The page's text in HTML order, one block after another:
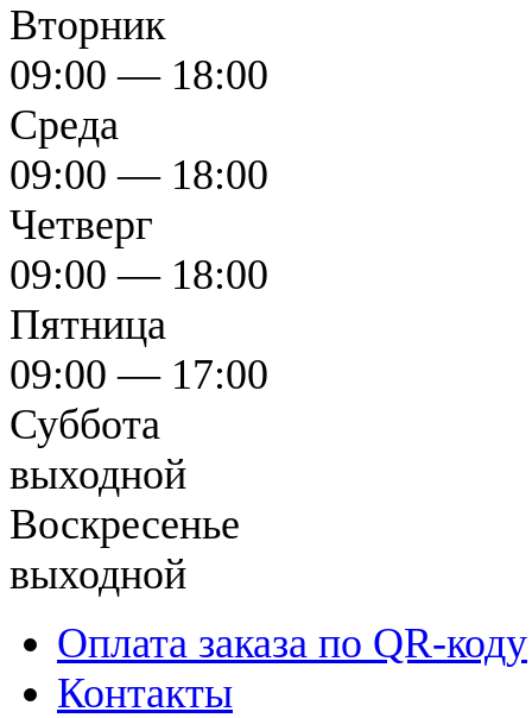
Вторник
09:00 — 18:00
Среда
09:00 — 18:00
Четверг
09:00 — 18:00
Пятница
09:00 — 17:00
Суббота
выходной
Воскресенье
выходной
Оплата заказа по QR-коду
Контакты